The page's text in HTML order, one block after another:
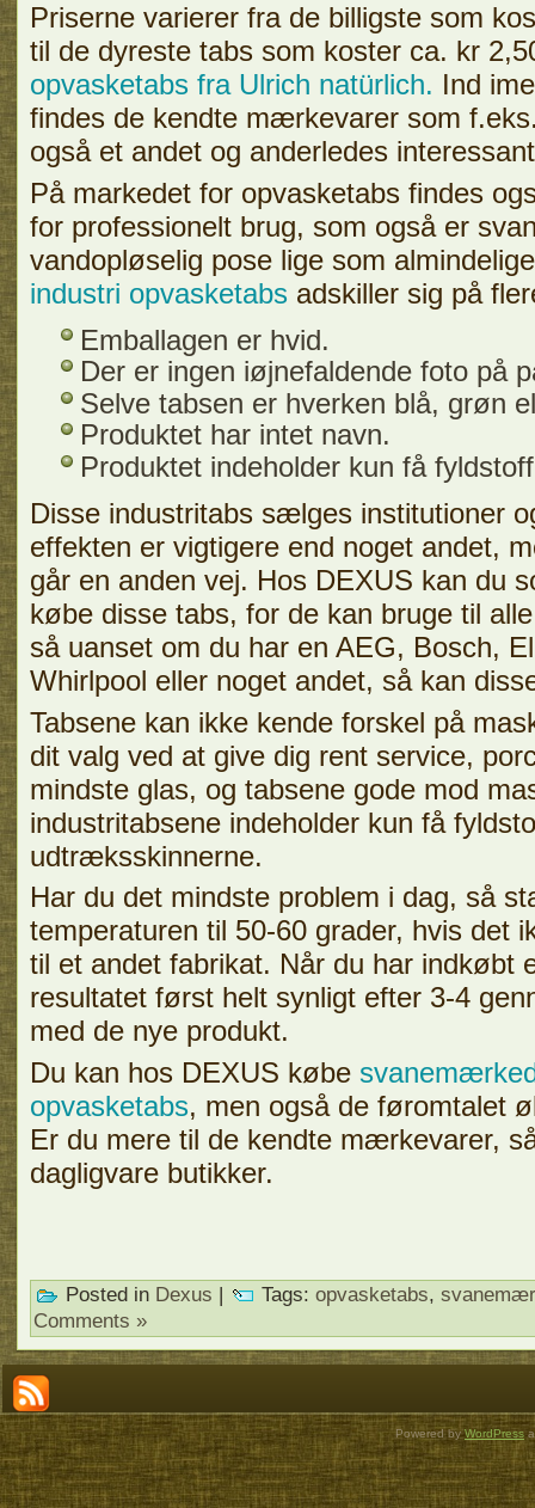
Priserne varierer fra de billigste som
til de dyreste tabs som koster ca. kr
opvasketabs fra Ulrich natürlich. Ind
findes de kendte mærkevarer som
også et andet og anderledes
På markedet for opvasketabs findes
for professionelt brug, som også er
vandopløselig pose lige som
industri opvasketabs adskiller sig på
Emballagen er hvid.
Der er ingen iøjnefaldende foto på
Selve tabsen er hverken blå, grøn
Produktet har intet navn.
Produktet indeholder kun få
Disse industritabs sælges institutioner
effekten er vigtigere end noget andet,
går en anden vej. Hos DEXUS kan du
købe disse tabs, for de kan bruge til
så uanset om du har en AEG, Bosch,
Whirlpool eller noget andet, så kan
Tabsene kan ikke kende forskel på
dit valg ved at give dig rent service,
mindste glas, og tabsene gode mod
industritabsene indeholder kun få
udtræksskinnerne.
Har du det mindste problem i dag, så
temperaturen til 50-60 grader, hvis det
til et andet fabrikat. Når du har indkøbt
resultatet først helt synligt efter 3-4
med de nye produkt.
Du kan hos DEXUS købe
opvasketabs, men også de føromtalet
Er du mere til de kendte mærkevarer,
dagligvare butikker.
Posted in Dexus Tags: opvasketabs,
Comments »
Powered byWordPress